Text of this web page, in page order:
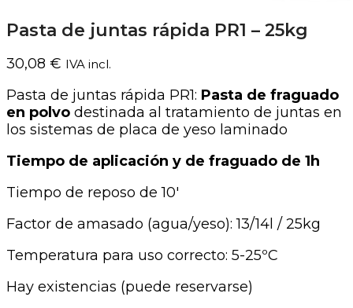
Pasta de juntas rápida PR1 – 25kg
30,08 € IVA incl.
Pasta de juntas rápida PR1: Pasta de fraguado
en polvo destinada al tratamiento de juntas en
los sistemas de placa de yeso laminado
Tiempo de aplicación y de fraguado de 1h
Tiempo de reposo de 10′
Factor de amasado (agua/yeso): 13/14l / 25kg
Temperatura para uso correcto: 5-25ºC
Hay existencias (puede reservarse)